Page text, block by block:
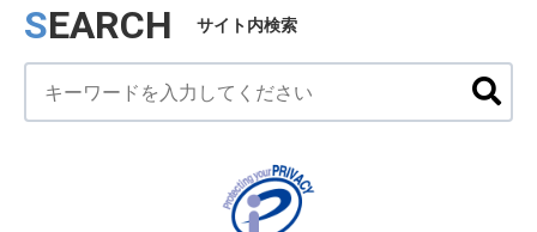
SEARCH サイト内検索